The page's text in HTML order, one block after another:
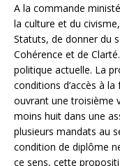
A la commande
la culture et du
Statuts, de donner du
Cohérence et de
politique actuelle. La
conditions d’accès à
ouvrant une troisième
moins huit dans une
plusieurs mandats au
condition de diplôme
ce sens, cette